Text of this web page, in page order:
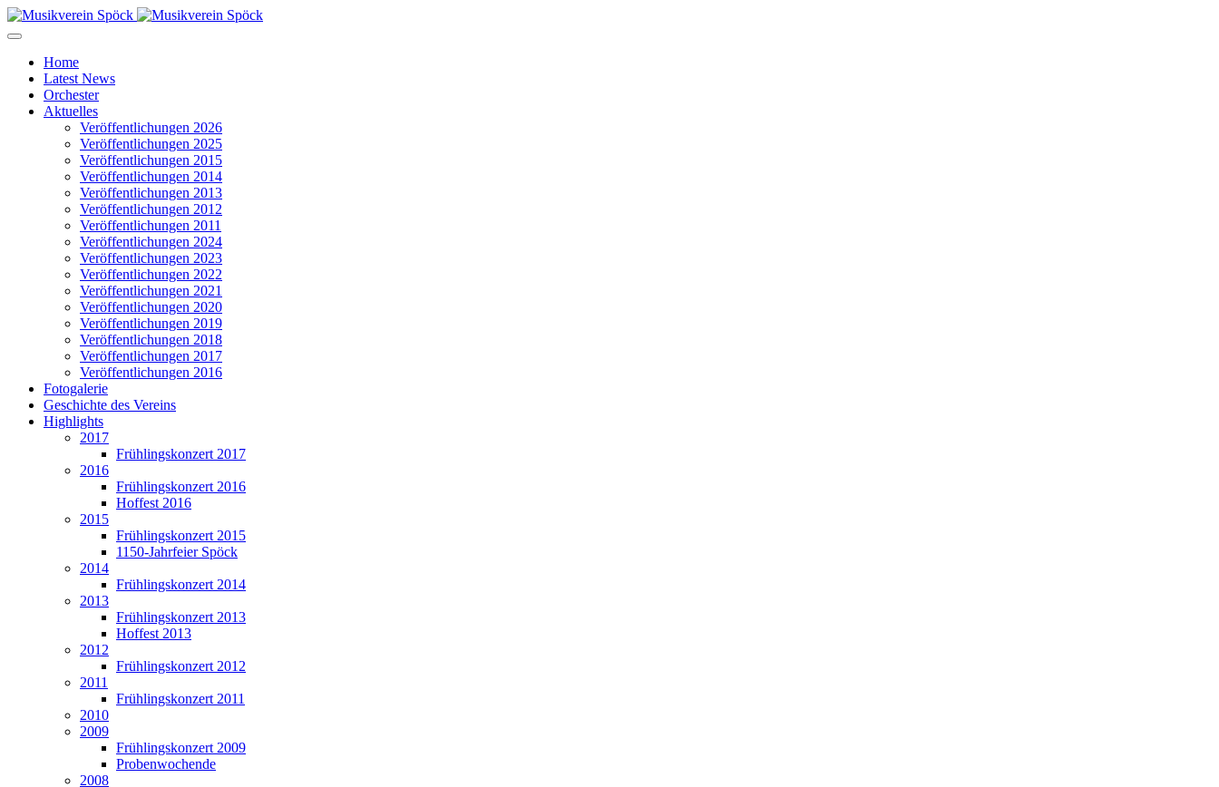
Home
Latest News
Orchester
Aktuelles
Veröffentlichungen 2026
Veröffentlichungen 2025
Veröffentlichungen 2015
Veröffentlichungen 2014
Veröffentlichungen 2013
Veröffentlichungen 2012
Veröffentlichungen 2011
Veröffentlichungen 2024
Veröffentlichungen 2023
Veröffentlichungen 2022
Veröffentlichungen 2021
Veröffentlichungen 2020
Veröffentlichungen 2019
Veröffentlichungen 2018
Veröffentlichungen 2017
Veröffentlichungen 2016
Fotogalerie
Geschichte des Vereins
Highlights
2017
Frühlingskonzert 2017
2016
Frühlingskonzert 2016
Hoffest 2016
2015
Frühlingskonzert 2015
1150-Jahrfeier Spöck
2014
Frühlingskonzert 2014
2013
Frühlingskonzert 2013
Hoffest 2013
2012
Frühlingskonzert 2012
2011
Frühlingskonzert 2011
2010
2009
Frühlingskonzert 2009
Probenwochende
2008